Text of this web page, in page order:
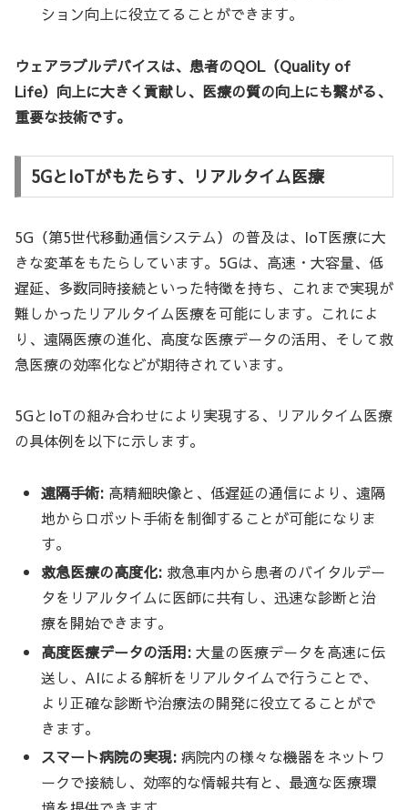
ション向上に役立てることができます。
ウェアラブルデバイスは、患者のQOL（Quality of
Life）向上に大きく貢献し、医療の質の向上にも繋がる、
重要な技術です。
5GとIoTがもたらす、リアルタイム医療
5G（第5世代移動通信システム）の普及は、IoT医療に大
きな変革をもたらしています。5Gは、高速・大容量、低
遅延、多数同時接続といった特徴を持ち、これまで実現が
難しかったリアルタイム医療を可能にします。これによ
り、遠隔医療の進化、高度な医療データの活用、そして救
急医療の効率化などが期待されています。
5GとIoTの組み合わせにより実現する、リアルタイム医療
の具体例を以下に示します。
遠隔手術: 高精細映像と、低遅延の通信により、遠隔
地からロボット手術を制御することが可能になりま
す。
救急医療の高度化: 救急車内から患者のバイタルデー
タをリアルタイムに医師に共有し、迅速な診断と治
療を開始できます。
高度医療データの活用: 大量の医療データを高速に伝
送し、AIによる解析をリアルタイムで行うことで、
より正確な診断や治療法の開発に役立てることがで
きます。
スマート病院の実現: 病院内の様々な機器をネットワ
ークで接続し、効率的な情報共有と、最適な医療環